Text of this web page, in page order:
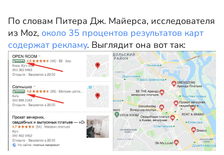
По словам Питера Дж. Майерса, исследователя
из Moz, около 35 процентов результатов карт
содержат рекламу. Выглядит она вот так: